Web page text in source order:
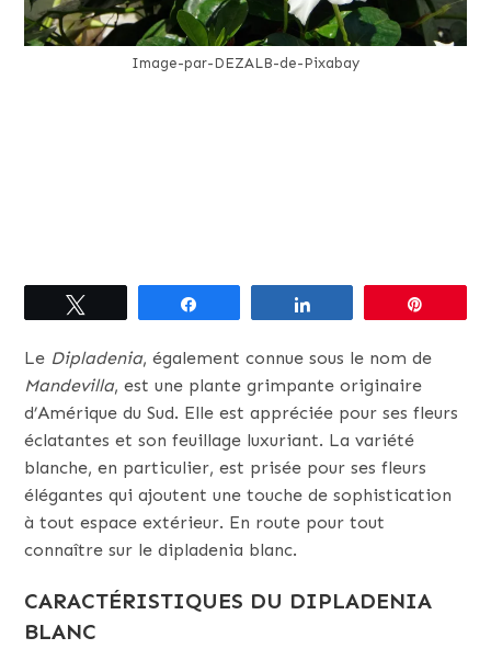
Image-par-DEZALB-de-Pixabay
Le Dipladenia, également connue sous le nom de
Mandevilla, est une plante grimpante originaire
d’Amérique du Sud. Elle est appréciée pour ses fleurs
éclatantes et son feuillage luxuriant. La variété
blanche, en particulier, est prisée pour ses fleurs
élégantes qui ajoutent une touche de sophistication
à tout espace extérieur. En route pour tout
connaître sur le dipladenia blanc.
CARACTÉRISTIQUES DU DIPLADENIA
BLANC